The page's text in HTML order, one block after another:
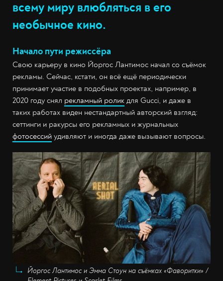
всему миру влюбляться в его
необычное кино.
Начало пути режиссёра
Свою карьеру в кино Йоргос Лантимос начал со съёмок
рекламы. Сейчас, кстати, он всё ещё периодически
принимает участие в подобных проектах, например, в
2020 году снял рекламный ролик для Gucci, и даже в
таких работах виден нестандартный авторский взгляд:
сеттинги и ракурсы его рекламных и журнальных
фотосессий удивляют и иногда даже вызывают вопросы.
Йоргос Лантимос и Эмма Стоун на съёмках «Фаворитки» /